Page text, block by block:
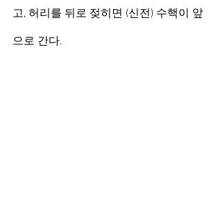
고, 허리를 뒤로 젖히면 (신전) 수핵이 앞
으로 간다.